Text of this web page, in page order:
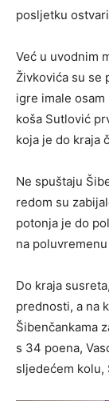
posljetku
Već u uvodnim
Živkovića su se
igre imale
koša Sutlović
koja je do kraja
Ne spuštaju
redom su
potonja je do
na
Do kraja
prednosti, a na
Šibenčankama
s 34 poena,
sljedećem kolu,